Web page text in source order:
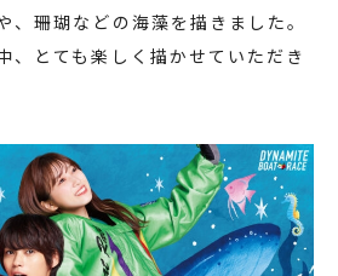
、珊瑚などの海藻を描きました。
、とても楽しく描かせていただき